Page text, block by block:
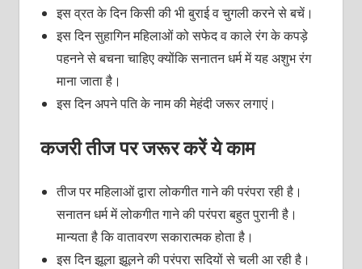
इस व्रत के दिन किसी की भी बुराई व चुगली करने से बचें।
इस दिन सुहागिन महिलाओं को सफेद व काले रंग के कपड़े
पहनने से बचना चाहिए क्योंकि सनातन धर्म में यह अशुभ रंग
माना जाता है।
इस दिन अपने पति के नाम की मेहंदी जरूर लगाएं।
कजरी तीज पर जरूर करें ये काम
तीज पर महिलाओं द्वारा लोकगीत गाने की परंपरा रही है।
सनातन धर्म में लोकगीत गाने की परंपरा बहुत पुरानी है।
मान्यता है कि वातावरण सकारात्मक होता है।
इस दिन झूला झूलने की परंपरा सदियों से चली आ रही है।